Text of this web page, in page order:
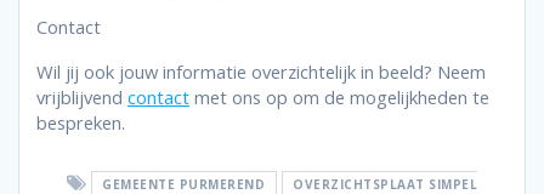
Contact
Wil jij ook jouw informatie overzichtelijk in beeld? Neem
vrijblijvend contact met ons op om de mogelijkheden te
bespreken.
GEMEENTE PURMEREND
OVERZICHTSPLAAT SIMPEL